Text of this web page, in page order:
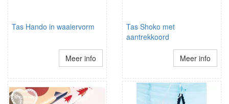
Tas Hando in waaiervorm
Meer info
Tas Shoko met
aantrekkoord
Meer info